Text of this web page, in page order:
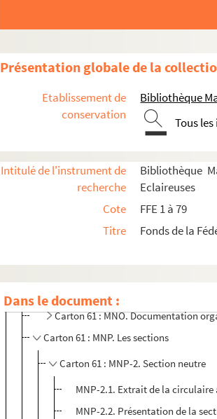
Présentation globale de la
Etablissement de
conservation
Bibliothèque
Tous
Intitulé de l'instrument de
recherche
Bibliothèque
Eclaireuses
Cote
FFE 1 à 79
Titre
Fonds de la
Dans le document :
Carton 52 : MNG à MR. Suite du fonds
Carton 53 : MNT. Canada, Londres, DT et
Carton 54 : MNG 2. D.T. Debrouillum Tibi :
Carton 55 : MNG 2. D.T. Debrouillum Tibi:
Carton 56. Fonds Marguerite Mansion
Cartons 57 à 69. Fonds Geneviève Jourdain-
Carton 57 : MNF-MNG. Pédagogie, revues
Carton 58 : MNH. Formation
Carton 60 : MNJ. Relations publiques
Carton 61 : MNO. Documentation
Carton 61 : MNP. Les sections
Carton 61 : MNP-2. Section neutre
MNP-2.1. Extrait de la
MNP-2.2. Présentation de la